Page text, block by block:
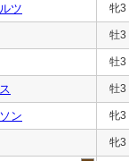
ツ 牝3
牡3
牡3
牡3
ン 牝3
牝3